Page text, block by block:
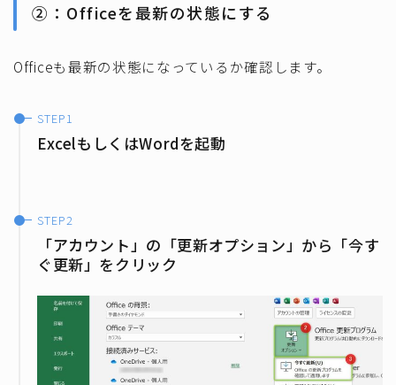
②：Officeを最新の状態にする
Officeも最新の状態になっているか確認します。
ExcelもしくはWordを起動
「アカウント」の「更新オプション」から「今す
ぐ更新」をクリック